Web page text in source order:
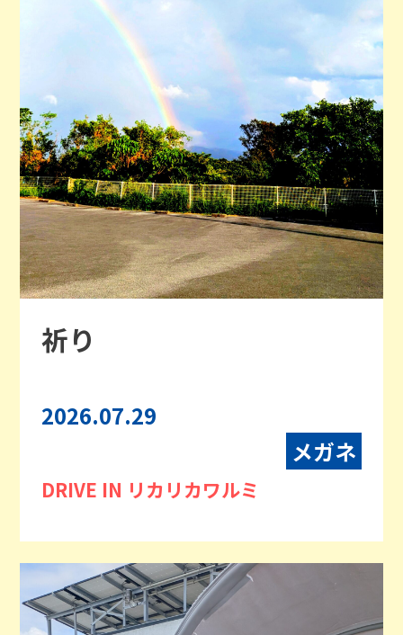
祈り
2026.07.29
メガネ
DRIVE IN リカリカワルミ